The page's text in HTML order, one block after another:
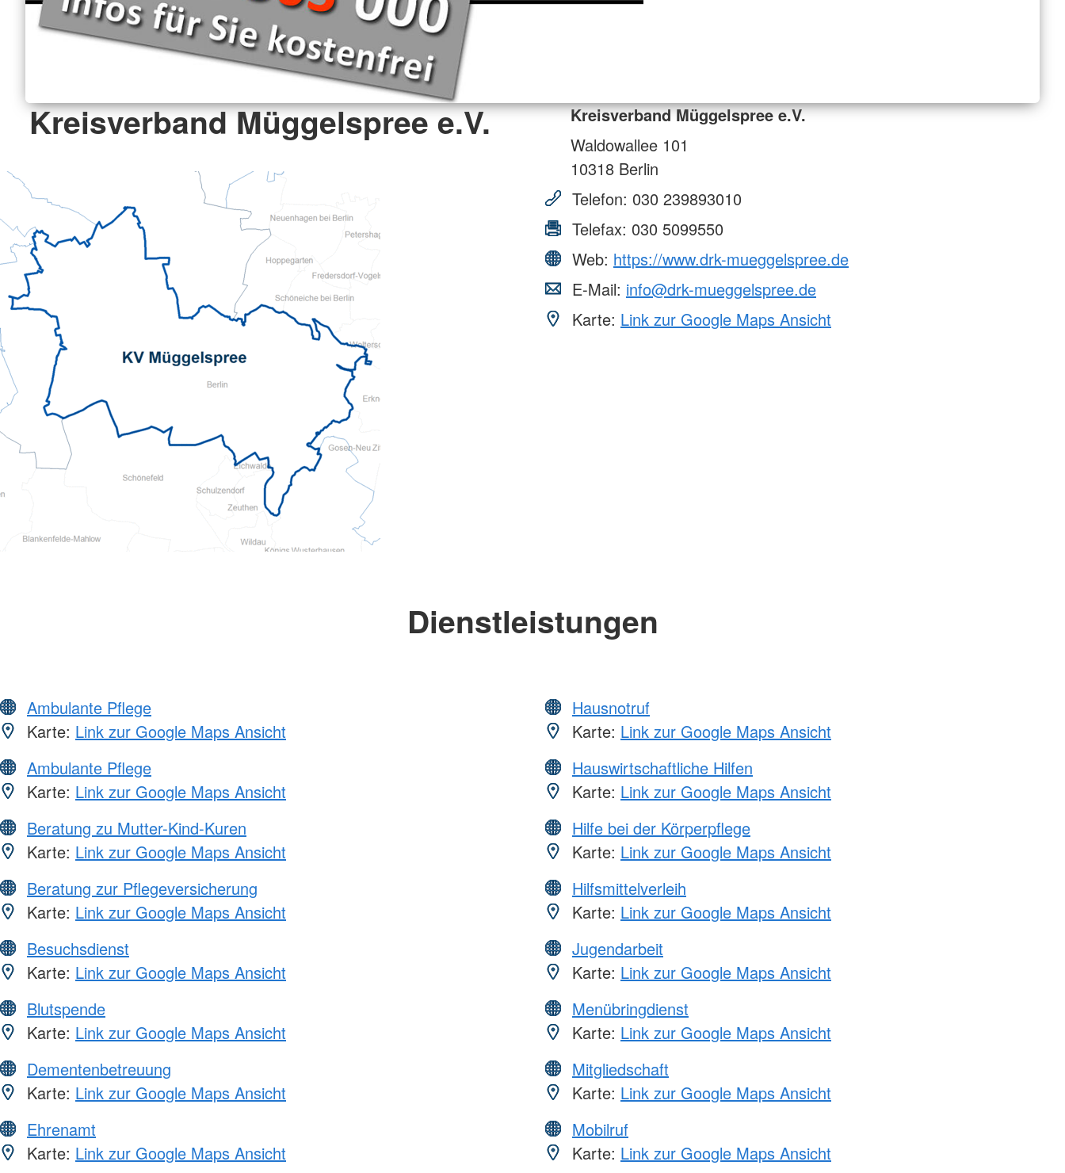
Kreisverband Müggelspree e.V.
Kreisverband Müggelspree e.V.
Waldowallee 101
10318 Berlin
Telefon: 030 239893010
Telefax: 030 5099550
Web: https://www.drk-mueggelspree.de
E-Mail: info@drk-mueggelspree.de
Karte: Link zur Google Maps Ansicht
Dienstleistungen
Ambulante Pflege
Karte: Link zur Google Maps Ansicht
Ambulante Pflege
Karte: Link zur Google Maps Ansicht
Beratung zu Mutter-Kind-Kuren
Karte: Link zur Google Maps Ansicht
Beratung zur Pflegeversicherung
Karte: Link zur Google Maps Ansicht
Besuchsdienst
Karte: Link zur Google Maps Ansicht
Blutspende
Karte: Link zur Google Maps Ansicht
Dementenbetreuung
Karte: Link zur Google Maps Ansicht
Ehrenamt
Karte: Link zur Google Maps Ansicht
Hausnotruf
Karte: Link zur Google Maps Ansicht
Hauswirtschaftliche Hilfen
Karte: Link zur Google Maps Ansicht
Hilfe bei der Körperpflege
Karte: Link zur Google Maps Ansicht
Hilfsmittelverleih
Karte: Link zur Google Maps Ansicht
Jugendarbeit
Karte: Link zur Google Maps Ansicht
Menübringdienst
Karte: Link zur Google Maps Ansicht
Mitgliedschaft
Karte: Link zur Google Maps Ansicht
Mobilruf
Karte: Link zur Google Maps Ansicht